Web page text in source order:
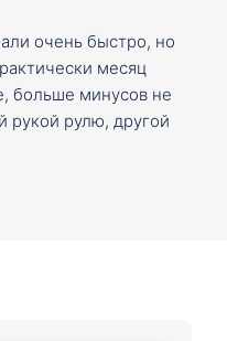
очень быстро, но
месяц
больше минусов не
рукой рулю, другой